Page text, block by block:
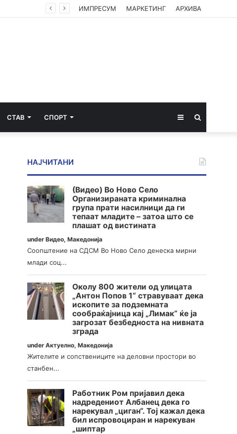
ИМПРЕСУМ МАРКЕТИНГ АРХИВА
СТАВ СПОРТ Sidebar
НАЈЧИТАНИ
(Видео) Во Ново Село
Организираната криминална
група прати насилници да ги
тепаат младите – затоа што се
плашат од вистината
underВидео,Македонија
Соопштение на СДСМ Во Ново Село денеска мирни
млади соц...
Околу 800 жители од улицата
„Антон Попов 1“ стравуваат дека
ископите за подземната
сообраќајница кај „Лимак“ ќе ја
загрозат безбедноста на нивната
зграда
underАктуелно,Македонија
Жителите и сопствениците на деловни простори во
станбен...
Работник Ром пријавил дека
надредениот Албанец дека го
нарекувал „циган“. Тој кажал дека
бил испровоциран и нарекуван
„шиптар